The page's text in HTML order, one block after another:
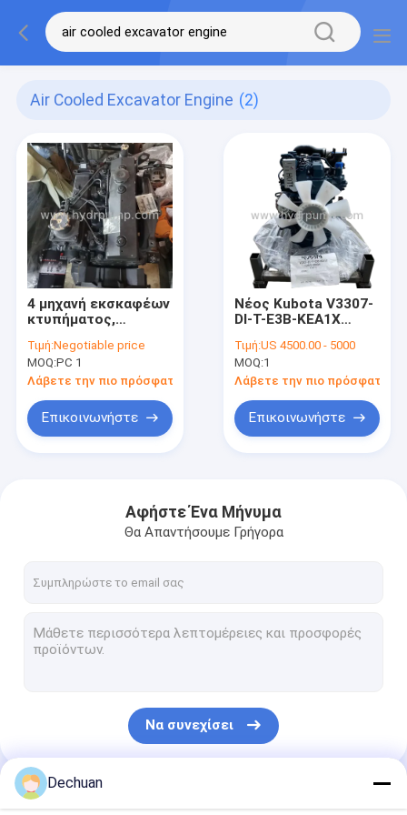
Air Cooled Excavator Engine (2)
4 μηχανή εκσκαφέων
κτυπήματος,
συνέλευση B3.3
μηχανών της
Cummins
Τιμή:Negotiable price
MOQ:PC 1
Λάβετε την πιο πρόσφατη τιμή
Επικοινωνήστε
Νέος Kubota V3307-
DI-T-E3B-KEA1X
κινητήρα ντίζελ για
κατασκευαστικά
μηχανήματα και
ανασκαφές
Τιμή:US 4500.00 - 5000
MOQ:1
Λάβετε την πιο πρόσφατη
Επικοινωνήστε
Αφήστε Ένα Μήνυμα
Θα Απαντήσουμε Γρήγορα
Να συνεχίσει
Οι Κατηγορίες Μας
Dechuan